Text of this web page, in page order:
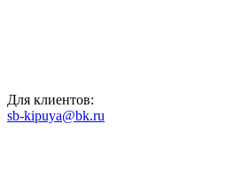
Для клиентов:
sb-kipuya@bk.ru